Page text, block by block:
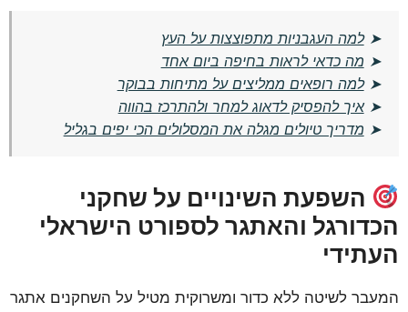
➤למה העגבניות מתפוצצות על העץ
➤ מה כדאי לראות בחיפה ביום אחד
➤למה רופאים ממליצים על מתיחות בבוקר
➤איך להפסיק לדאוג למחר ולהתרכז בהווה
➤ מדריך טיולים מגלה את המסלולים הכי יפים בגליל
השפעת השינויים על שחקני
הכדורגל והאתגר לספורט הישראלי
העתידי
המעבר לשיטה ללא כדור ומשרוקית מטיל על השחקנים אתגר